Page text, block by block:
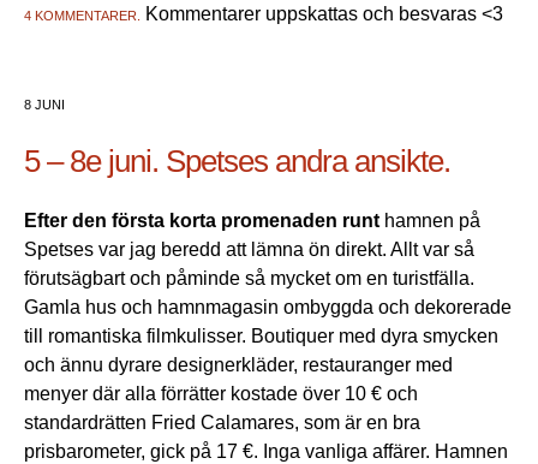
4 KOMMENTARER. Kommentarer uppskattas och besvaras <3
8 JUNI
5 – 8e juni. Spetses andra ansikte.
Efter den första korta promenaden runt hamnen på
Spetses var jag beredd att lämna ön direkt. Allt var så
förutsägbart och påminde så mycket om en turistfälla.
Gamla hus och hamnmagasin ombyggda och dekorerade
till romantiska filmkulisser. Boutiquer med dyra smycken
och ännu dyrare designerkläder, restauranger med
menyer där alla förrätter kostade över 10 € och
standardrätten Fried Calamares, som är en bra
prisbarometer, gick på 17 €. Inga vanliga affärer. Hamnen